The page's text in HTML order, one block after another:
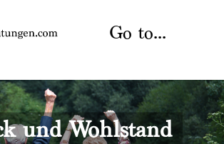
Go to...
und Wohlstand